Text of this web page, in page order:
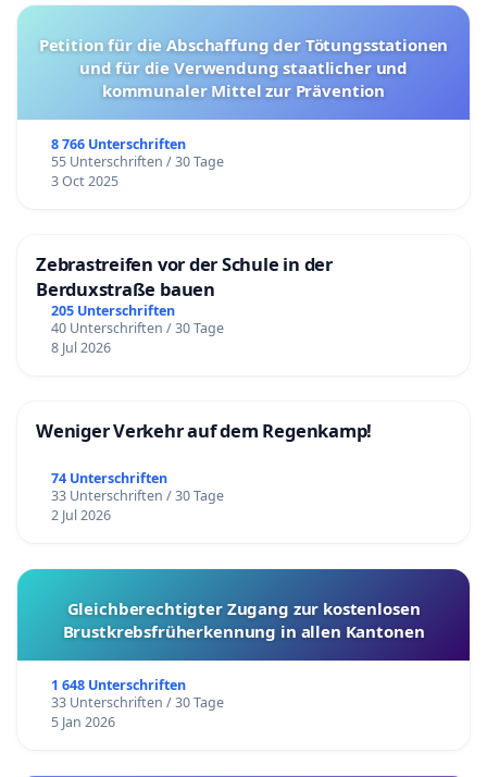
Petition für die Abschaffung der Tötungsstationen
und für die Verwendung staatlicher und
kommunaler Mittel zur Prävention
8 766 Unterschriften
55 Unterschriften / 30 Tage
3 Oct 2025
Zebrastreifen vor der Schule in der
Berduxstraße bauen
205 Unterschriften
40 Unterschriften / 30 Tage
8 Jul 2026
Weniger Verkehr auf dem Regenkamp!
74 Unterschriften
33 Unterschriften / 30 Tage
2 Jul 2026
Gleichberechtigter Zugang zur kostenlosen
Brustkrebsfrüherkennung in allen Kantonen
1 648 Unterschriften
33 Unterschriften / 30 Tage
5 Jan 2026